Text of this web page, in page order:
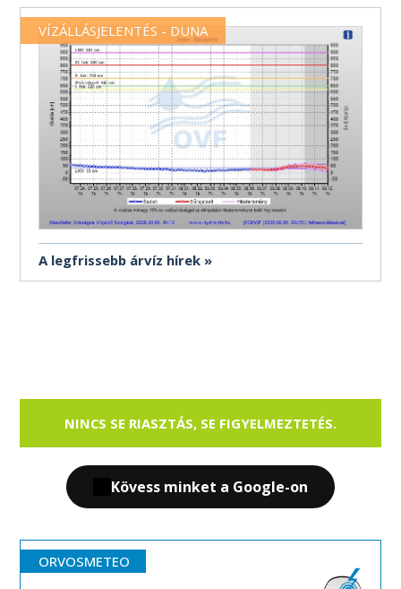
VÍZÁLLÁSJELENTÉS - DUNA
A legfrissebb árvíz hírek
NINCS SE RIASZTÁS, SE FIGYELMEZTETÉS.
Kövess minket a Google-on
ORVOSMETEO